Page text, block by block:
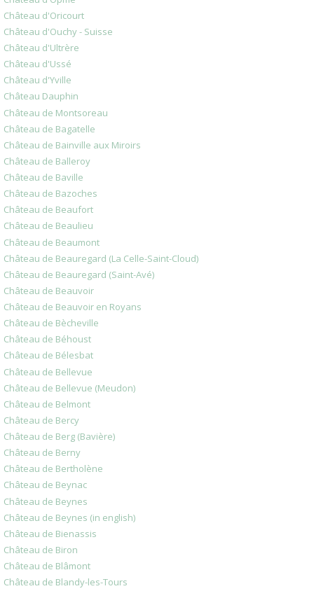
Château d'Oricourt
Château d'Ouchy - Suisse
Château d'Ultrère
Château d'Ussé
Château d'Yville
Château Dauphin
Château de Montsoreau
Château de Bagatelle
Château de Bainville aux Miroirs
Château de Balleroy
Château de Baville
Château de Bazoches
Château de Beaufort
Château de Beaulieu
Château de Beaumont
Château de Beauregard (La Celle-Saint-Cloud)
Château de Beauregard (Saint-Avé)
Château de Beauvoir
Château de Beauvoir en Royans
Château de Bècheville
Château de Béhoust
Château de Bélesbat
Château de Bellevue
Château de Bellevue (Meudon)
Château de Belmont
Château de Bercy
Château de Berg (Bavière)
Château de Berny
Château de Bertholène
Château de Beynac
Château de Beynes
Château de Beynes (in english)
Château de Bienassis
Château de Biron
Château de Blâmont
Château de Blandy-les-Tours